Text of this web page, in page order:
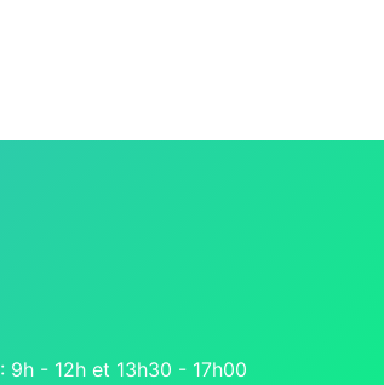
: 9h - 12h et 13h30 - 17h00